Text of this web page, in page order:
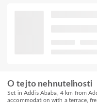
O tejto nehnuteľnosti
Set in Addis Ababa, 4 km from
accommodation with a terrace,